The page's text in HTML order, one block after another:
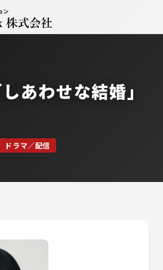
あわせな結婚」
ドラマ／配信